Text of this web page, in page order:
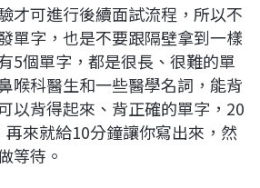
才可進行後續面試流程，所以不
單字，也是不要跟隔壁拿到一樣
5個單字，都是很長、很難的單
喉科醫生和一些醫學名詞，能背
以背得起來、背正確的單字，20
來就給10分鐘讓你寫出來，然
等待。